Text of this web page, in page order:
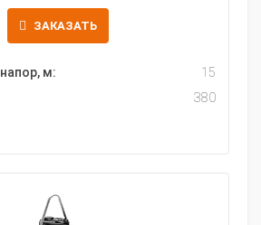
ЗАКАЗАТЬ
м:
15
380